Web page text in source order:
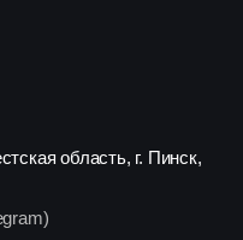
область, г. Пинск,